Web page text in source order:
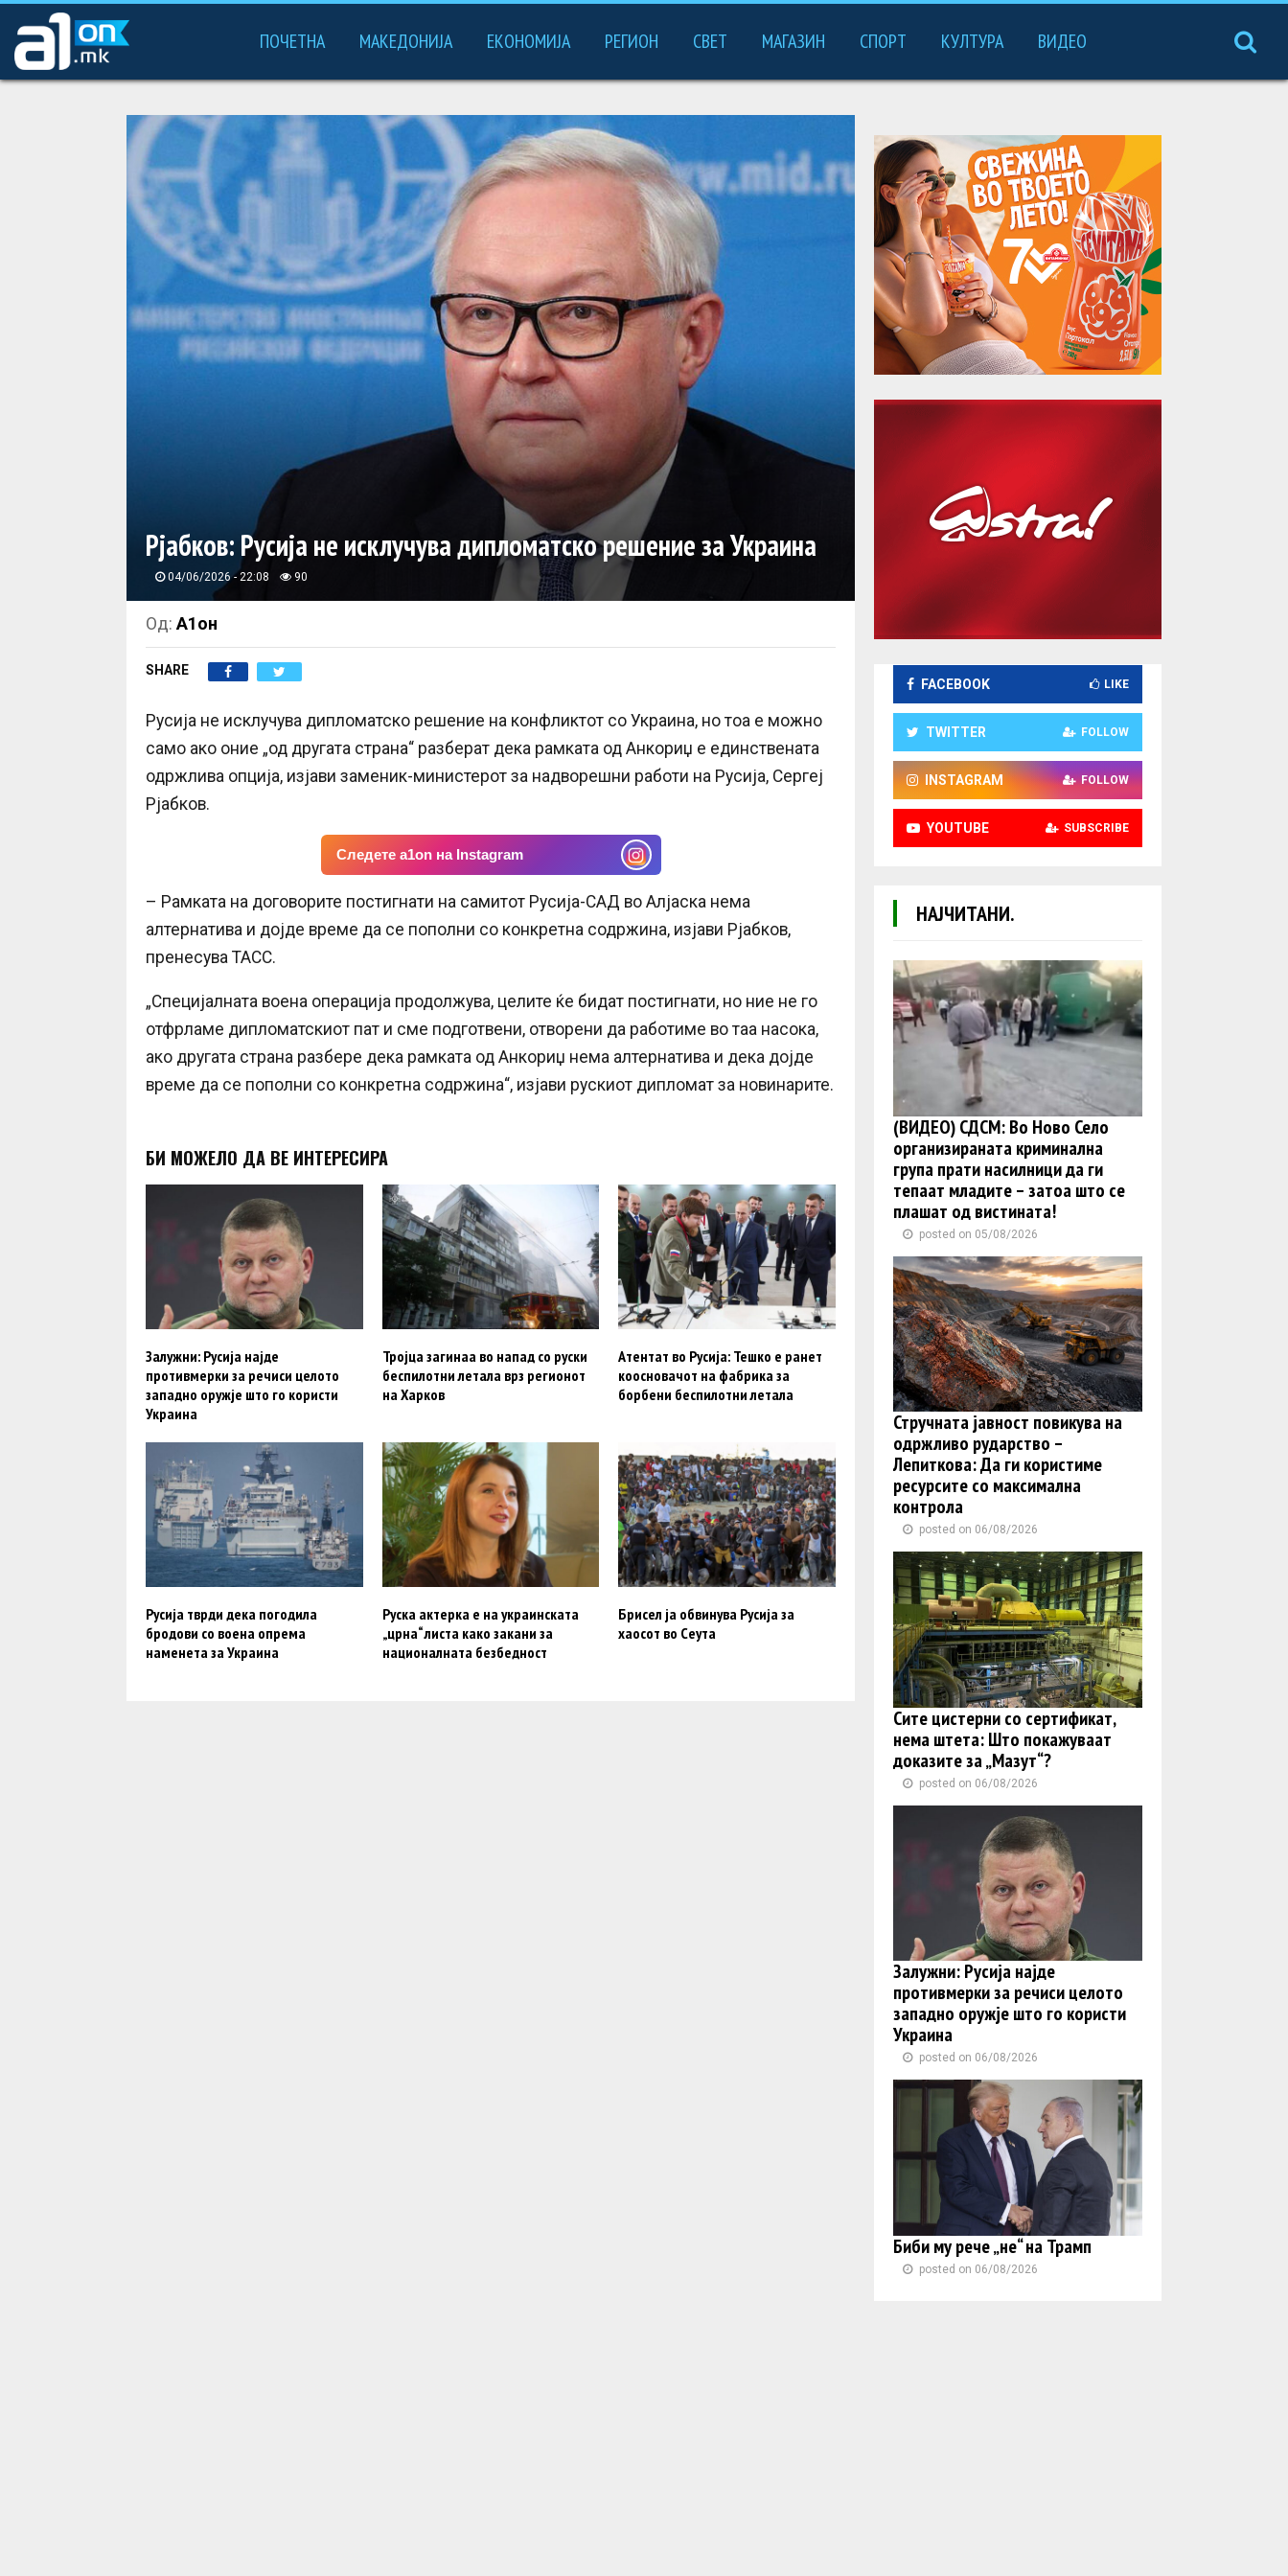
ПОЧЕТНА МАКЕДОНИЈА ЕКОНОМИЈА РЕГИОН СВЕТ МАГАЗИН СПОРТ КУЛТУРА ВИДЕО
Рјабков: Русија не исклучува дипломатско решение за Украина
04/06/2026 - 22:08 90
Од: А1он
SHARE
Русија не исклучува дипломатско решение на конфликтот со Украина, но тоа е можно
само ако оние „од другата страна“ разберат дека рамката од Анкориџ е единствената
одржлива опција, изјави заменик-министерот за надворешни работи на Русија, Сергеј
Рјабков.
Следете a1on на Instagram
– Рамката на договорите постигнати на самитот Русија-САД во Алјаска нема
алтернатива и дојде време да се пополни со конкретна содржина, изјави Рјабков,
пренесува ТАСС.
„Специјалната воена операција продолжува, целите ќе бидат постигнати, но ние не го
отфрламе дипломатскиот пат и сме подготвени, отворени да работиме во таа насока,
ако другата страна разбере дека рамката од Анкориџ нема алтернатива и дека дојде
време да се пополни со конкретна содржина“, изјави рускиот дипломат за новинарите.
БИ МОЖЕЛО ДА ВЕ ИНТЕРЕСИРА
Залужни: Русија најде
противмерки за речиси целото
западно оружје што го користи
Украина
Тројца загинаa во напад со руски
беспилотни летала врз регионот
на Харков
Атентат во Русија: Тешко е ранет
коосновачот на фабрика за
борбени беспилотни летала
Русија тврди дека погодила
бродови со воена опрема
наменета за Украина
Руска актерка e на украинската
„црна“ листа како закани за
националната безбедност
Брисел ја обвинува Русија за
хаосот во Сеута
FACEBOOK LIKE
TWITTER FOLLOW
INSTAGRAM FOLLOW
YOUTUBE SUBSCRIBE
НАЈЧИТАНИ.
(ВИДЕО) СДСМ: Во Ново Село
организираната криминална
група прати насилници да ги
тепаат младите – затоа што се
плашат од вистината!
posted on 05/08/2026
Стручната јавност повикува на
одржливо рударство –
Лепиткова: Да ги користиме
ресурсите со максимална
контрола
posted on 06/08/2026
Сите цистерни со сертификат,
нема штета: Што покажуваат
доказите за „Мазут“?
posted on 06/08/2026
Залужни: Русија најде
противмерки за речиси целото
западно оружје што го користи
Украина
posted on 06/08/2026
Биби му рече „не“ на Трамп
posted on 06/08/2026